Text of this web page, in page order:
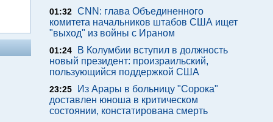
01:32 CNN: глава Объединенного
комитета начальников штабов США ищет
"выход" из войны с Ираном
01:24
В Колумбии вступил в должность
новый президент: произраильский,
пользующийся поддержкой США
23:25
Из Арары в больницу "Сорока"
доставлен юноша в критическом
состоянии, констатирована смерть